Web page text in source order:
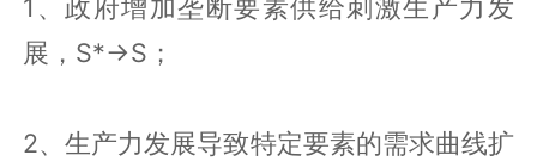
1、政府增加垄断要素供给刺激生产力发
展，S*→S；
2、生产力发展导致特定要素的需求曲线扩